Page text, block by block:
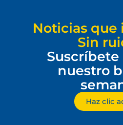
Noticias que
Sin
Suscríbete
nuestro
Haz clic